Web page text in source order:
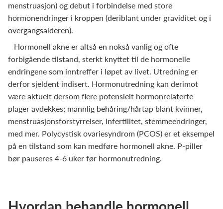
menstruasjon) og debut i forbindelse med store
hormonendringer i kroppen (deriblant under graviditet og i
overgangsalderen).
Hormonell akne er altså en nokså vanlig og ofte
forbigående tilstand, sterkt knyttet til de hormonelle
endringene som inntreffer i løpet av livet. Utredning er
derfor sjeldent indisert. Hormonutredning kan derimot
være aktuelt dersom flere potensielt hormonrelaterte
plager avdekkes; mannlig behåring/hårtap blant kvinner,
menstruasjonsforstyrrelser, infertilitet, stemmeendringer,
med mer. Polycystisk ovariesyndrom (PCOS) er et eksempel
på en tilstand som kan medføre hormonell akne. P-piller
bør pauseres 4-6 uker før hormonutredning.